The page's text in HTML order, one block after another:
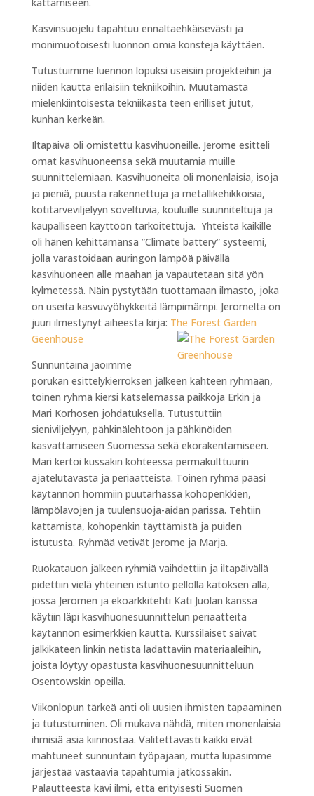
Kasvinsuojelu tapahtuu ennaltaehkäisevästi ja
monimuotoisesti luonnon omia konsteja käyttäen.
Tutustuimme luennon lopuksi useisiin projekteihin ja
niiden kautta erilaisiin tekniikoihin. Muutamasta
mielenkiintoisesta tekniikasta teen erilliset jutut,
kunhan kerkeän.
Iltapäivä oli omistettu kasvihuoneille. Jerome esitteli
omat kasvihuoneensa sekä muutamia muille
suunnittelemiaan. Kasvihuoneita oli monenlaisia, isoja
ja pieniä, puusta rakennettuja ja metallikehikkoisia,
kotitarveviljelyyn soveltuvia, kouluille suunniteltuja ja
kaupalliseen käyttöön tarkoitettuja. Yhteistä kaikille
oli hänen kehittämänsä ”Climate battery” systeemi,
jolla varastoidaan auringon lämpöä päivällä
kasvihuoneen alle maahan ja vapautetaan sitä yön
kylmetessä. Näin pystytään tuottamaan ilmasto, joka
on useita kasvuvyöhykkeitä lämpimämpi. Jeromelta on
juuri ilmestynyt aiheesta kirja: The Forest Garden
Geenhouse
Sunnuntaina jaoimme
porukan esittelykierroksen jälkeen kahteen ryhmään,
toinen ryhmä kiersi katselemassa paikkoja Erkin ja
Mari Korhosen johdatuksella. Tutustuttiin
sieniviljelyyn, pähkinälehtoon ja pähkinöiden
kasvattamiseen Suomessa sekä ekorakentamiseen.
Mari kertoi kussakin kohteessa permakulttuurin
ajatelutavasta ja periaatteista. Toinen ryhmä pääsi
käytännön hommiin puutarhassa kohopenkkien,
lämpölavojen ja tuulensuoja-aidan parissa. Tehtiin
kattamista, kohopenkin täyttämistä ja puiden
istutusta. Ryhmää vetivät Jerome ja Marja.
Ruokatauon jälkeen ryhmiä vaihdettiin ja iltapäivällä
pidettiin vielä yhteinen istunto pellolla katoksen alla,
jossa Jeromen ja ekoarkkitehti Kati Juolan kanssa
käytiin läpi kasvihuonesuunnittelun periaatteita
käytännön esimerkkien kautta. Kurssilaiset saivat
jälkikäteen linkin netistä ladattaviin materiaaleihin,
joista löytyy opastusta kasvihuonesuunnitteluun
Osentowskin opeilla.
Viikonlopun tärkeä anti oli uusien ihmisten tapaaminen
ja tutustuminen. Oli mukava nähdä, miten monenlaisia
ihmisiä asia kiinnostaa. Valitettavasti kaikki eivät
mahtuneet sunnuntain työpajaan, mutta lupasimme
järjestää vastaavia tapahtumia jatkossakin.
Palautteesta kävi ilmi, että erityisesti Suomen